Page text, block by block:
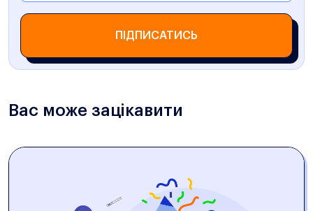
ПІДПИСАТИСЬ
Вас може зацікавити